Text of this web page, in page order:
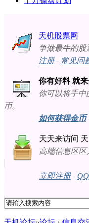
天机股票网
争做最牛的股
注册- 常见问
你有好料 就
你可以将手中
币。
如何获得金币
天天来访问
高端信息区
立即注册-